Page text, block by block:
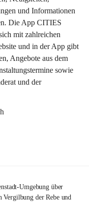
und Informationen
Die App CITIES
mit zahlreichen
und in der App gibt
Angebote aus dem
sowie
und der
Umgebung über
Vergilbung der Rebe und